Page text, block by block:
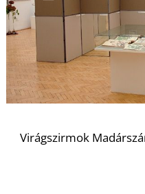
Virágszirmok